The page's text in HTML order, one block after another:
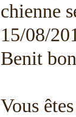
chienne
15/08/
Benit
Vous